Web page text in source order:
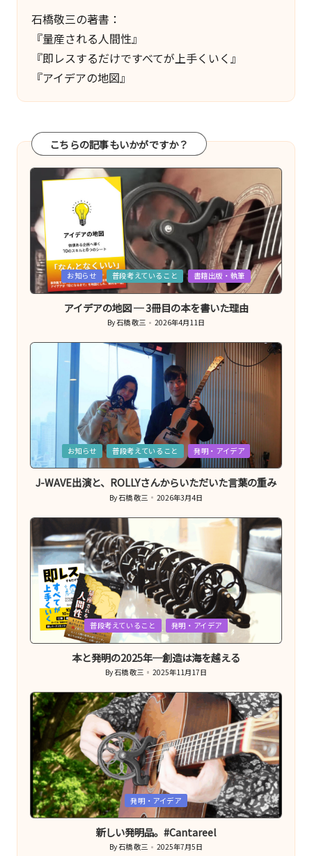
石橋敬三の著書：
『量産される人間性』
『即レスするだけですべてが上手くいく』
『アイデアの地図』
こちらの記事もいかがですか？
Posted
in
お知らせ 普段考えていること 書籍出版・執筆
アイデアの地図 ─ 3冊目の本を書いた理由
Posted
by
By石橋 敬三 2026年4月11日
in
お知らせ 普段考えていること 発明・アイデア
J-WAVE出演と、ROLLYさんからいただいた言葉の重み
Posted
by
By石橋 敬三 2026年3月4日
Posted
普段考えていること 発明・アイデア
本と発明の2025年─創造は海を越える
Posted
by
By石橋 敬三 2025年11月17日
Posted
in
発明・アイデア
新しい発明品。#Cantareel
Posted
By石橋 敬三 2025年7月5日